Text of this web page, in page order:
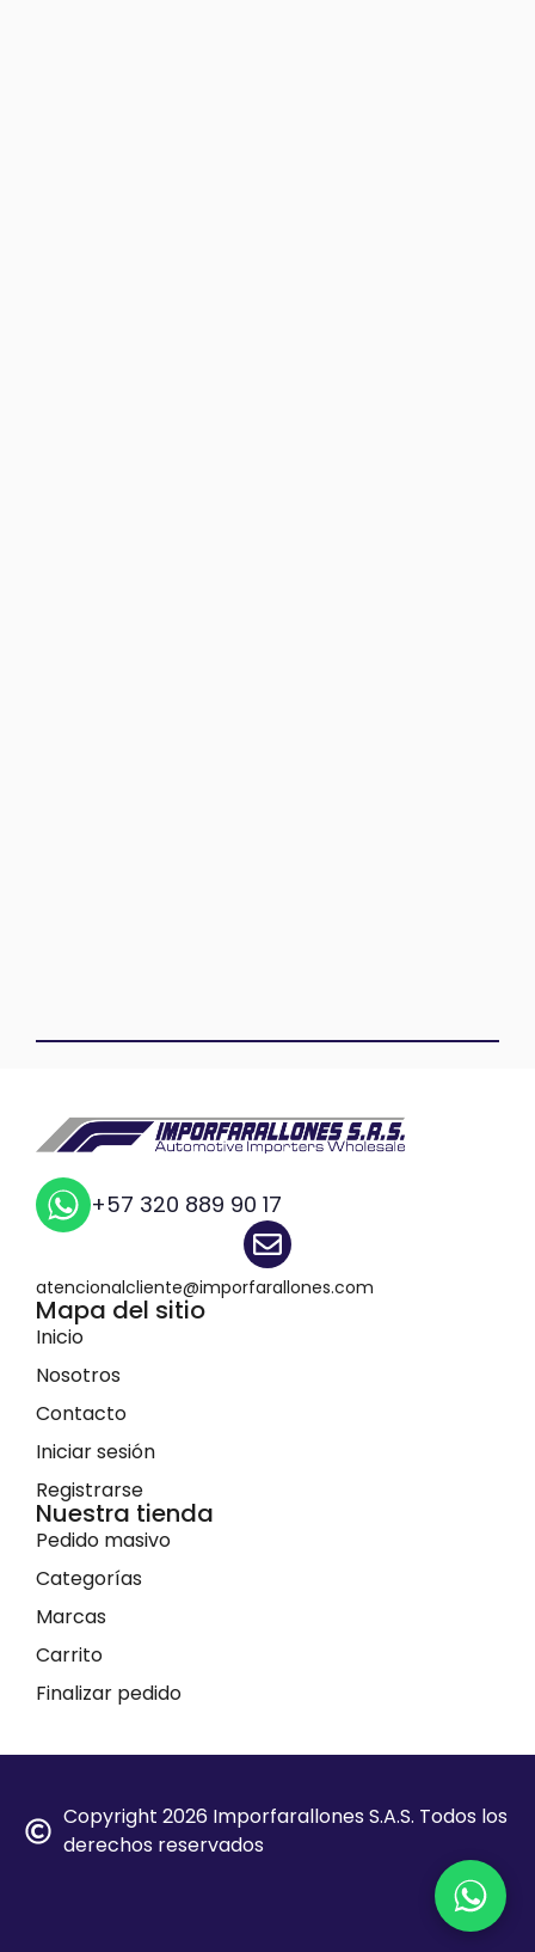
+57 320 889 90 17
atencionalcliente@imporfarallones.com
Mapa del sitio
Inicio
Nosotros
Contacto
Iniciar sesión
Registrarse
Nuestra tienda
Pedido masivo
Categorías
Marcas
Carrito
Finalizar pedido
Copyright 2026 Imporfarallones S.A.S. Todos los
derechos reservados